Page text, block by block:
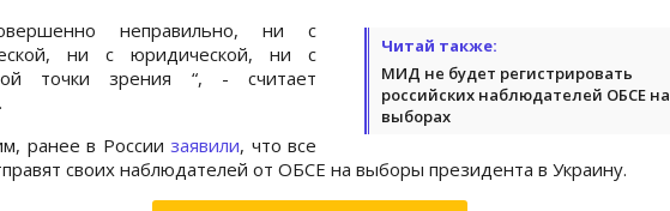
Читай также:
МИД не будет регистрировать
российских наблюдателей ОБСЕ на
выборах
неправильно, ни с
ни с юридической, ни с
точки зрения “, - считает
ранее в России заявили, что все
своих наблюдателей от ОБСЕ на выборы президента в Украину.